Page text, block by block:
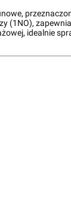
(1NO),
idealnie